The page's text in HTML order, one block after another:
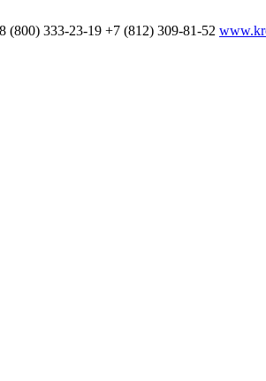
8 (800) 333-23-19 +7 (812) 309-81-52